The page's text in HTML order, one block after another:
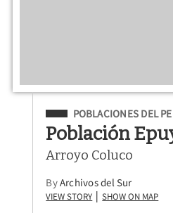
Filed Under
POBLACIONES DEL
Población
Arroyo Coluco
ByArchivos del Sur
View Story | Show on Map